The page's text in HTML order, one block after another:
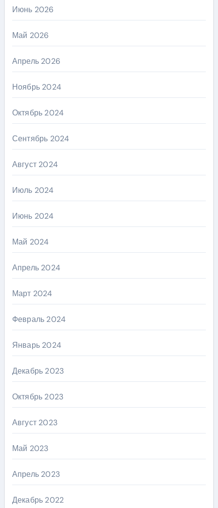
Июнь 2026
Май 2026
Апрель 2026
Ноябрь 2024
Октябрь 2024
Сентябрь 2024
Август 2024
Июль 2024
Июнь 2024
Май 2024
Апрель 2024
Март 2024
Февраль 2024
Январь 2024
Декабрь 2023
Октябрь 2023
Август 2023
Май 2023
Апрель 2023
Декабрь 2022